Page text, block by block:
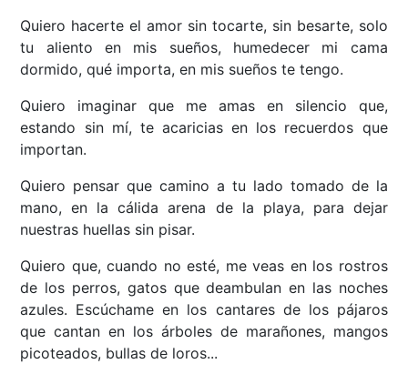
Quiero hacerte el amor sin tocarte, sin besarte, solo
tu aliento en mis sueños, humedecer mi cama
dormido, qué importa, en mis sueños te tengo.
Quiero imaginar que me amas en silencio que,
estando sin mí, te acaricias en los recuerdos que
importan.
Quiero pensar que camino a tu lado tomado de la
mano, en la cálida arena de la playa, para dejar
nuestras huellas sin pisar.
Quiero que, cuando no esté, me veas en los rostros
de los perros, gatos que deambulan en las noches
azules. Escúchame en los cantares de los pájaros
que cantan en los árboles de marañones, mangos
picoteados, bullas de loros...